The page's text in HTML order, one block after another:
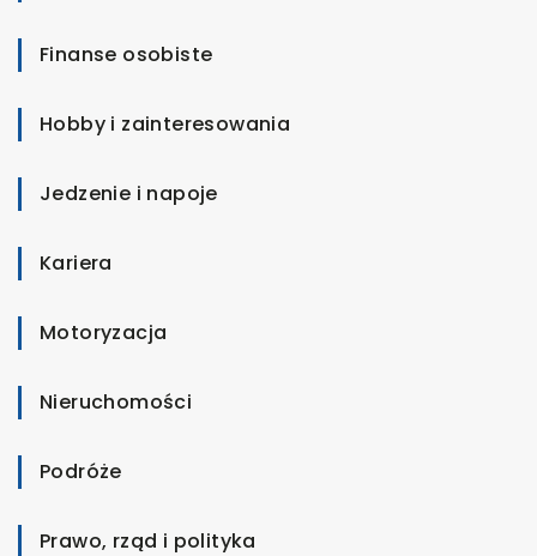
Finanse osobiste
Hobby i zainteresowania
Jedzenie i napoje
Kariera
Motoryzacja
Nieruchomości
Podróże
Prawo, rząd i polityka